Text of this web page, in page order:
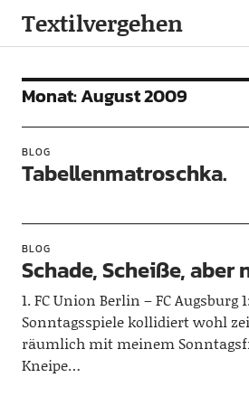
Textilvergehen
Monat:August 2009
BLOG
Tabellenmatroschka.
BLOG
Schade, Scheiße, aber
1. FC Union Berlin – FC Augsburg
Sonntagsspiele kollidiert wohl
räumlich mit meinem
Kneipe…